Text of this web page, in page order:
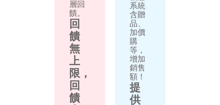
層回
饋。
回
饋
無
上
限，
回
饋
系統
含贈
品、
加價
購
等，
增加
銷售
額！
提
供